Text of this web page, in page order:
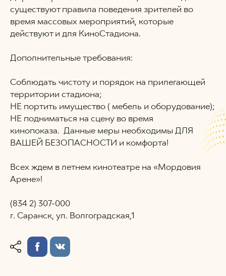
существуют правила поведения зрителей во
время массовых мероприятий, которые
действуют и для КиноСтадиона.
Дополнительные требования:
Соблюдать чистоту и порядок на прилегающей
территории стадиона;
НЕ портить имущество ( мебель и оборудование);
НЕ подниматься на сцену во время
кинопоказа. Данные меры необходимы ДЛЯ
ВАШЕЙ БЕЗОПАСНОСТИ и комфорта!
Всех ждем в летнем кинотеатре на «Мордовия
Арене»!
(834 2) 307-000
г. Саранск, ул. Волгоградская,1